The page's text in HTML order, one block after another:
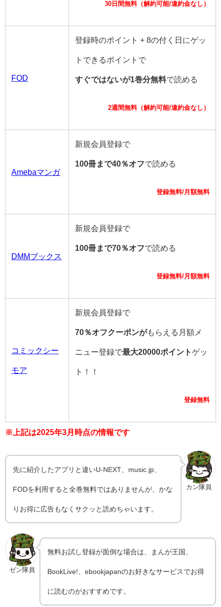
30日間無料（解約可能/違約金なし）
FOD
登録時のポイント + 8の付く日にゲッ
トできるポイントで
すぐではないが1巻分無料で読める
2週間無料（解約可能/違約金なし）
Amebaマンガ
新規会員登録で
100冊まで40％オフで読める
登録無料/月額無料
DMMブックス
新規会員登録で
100冊まで70％オフで読める
登録無料/月額無料
コミックシー
モア
新規会員登録で
70％オフクーポンがもらえる月額メ
ニュー登録で最大20000ポイントゲッ
ト！！
登録無料
※上記は2025年3月時点の情報です
カン隊員
先に紹介したアプリと違いU-NEXT、music.jp、
FODを利用すると全巻無料ではありませんが、かな
りお得に広告もなくサクッと読めちゃいます。
ゼン隊員
無料お試し登録が面倒な場合は、まんが王国、
BookLive!、ebookjapanのお好きなサービスでお得
に読むのがおすすめです。